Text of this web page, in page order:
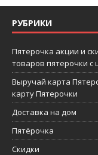
РУБРИКИ
Пятерочка акции и
товаров пятерочки с
Выручай карта
карту Пятерочки
Доставка на дом
Пятёрочка
Скидки